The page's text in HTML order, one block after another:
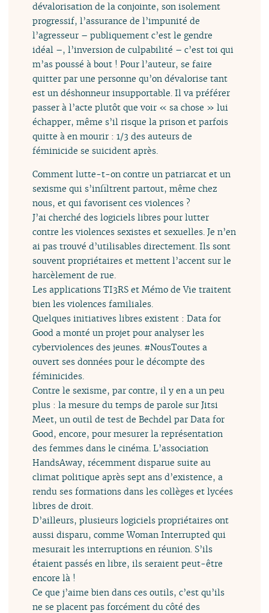
dévalorisation de la conjointe, son isolement
progressif, l’assurance de l’impunité de
l’agresseur – publiquement c’est le gendre
idéal –, l’inversion de culpabilité – c’est toi qui
m’as poussé à bout ! Pour l’auteur, se faire
quitter par une personne qu’on dévalorise tant
est un déshonneur insupportable. Il va préférer
passer à l’acte plutôt que voir « sa chose » lui
échapper, même s’il risque la prison et parfois
quitte à en mourir : 1/3 des auteurs de
féminicide se suicident après.
Comment lutte-t-on contre un patriarcat et un
sexisme qui s’infiltrent partout, même chez
nous, et qui favorisent ces violences ?
J’ai cherché des logiciels libres pour lutter
contre les violences sexistes et sexuelles. Je n’en
ai pas trouvé d’utilisables directement. Ils sont
souvent propriétaires et mettent l’accent sur le
harcèlement de rue.
Les applications TI3RS et Mémo de Vie traitent
bien les violences familiales.
Quelques initiatives libres existent : Data for
Good a monté un projet pour analyser les
cyberviolences des jeunes. #NousToutes a
ouvert ses données pour le décompte des
féminicides.
Contre le sexisme, par contre, il y en a un peu
plus : la mesure du temps de parole sur Jitsi
Meet, un outil de test de Bechdel par Data for
Good, encore, pour mesurer la représentation
des femmes dans le cinéma. L’association
HandsAway, récemment disparue suite au
climat politique après sept ans d’existence, a
rendu ses formations dans les collèges et lycées
libres de droit.
D’ailleurs, plusieurs logiciels propriétaires ont
aussi disparu, comme Woman Interrupted qui
mesurait les interruptions en réunion. S’ils
étaient passés en libre, ils seraient peut-être
encore là !
Ce que j’aime bien dans ces outils, c’est qu’ils
ne se placent pas forcément du côté des